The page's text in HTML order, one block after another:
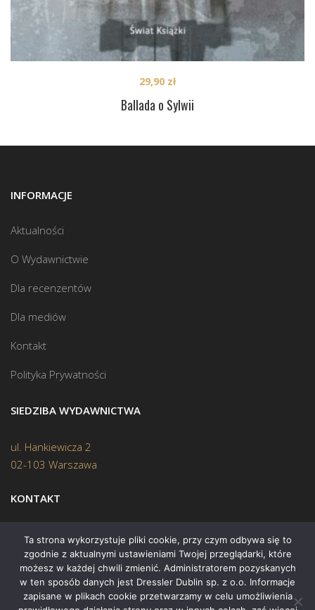
Ballada o Sylwii
29,90 zł
INFORMACJE
Aktualności
O Wydawnictwie
Dla recenzentów
Dla mediów
Kontakt
Polityka Prywatności
SIEDZIBA WYDAWNICTWA
ul. Hankiewicza 2
02-103 Warszawa
KONTAKT
Biuro:(22) 45 70 402
Mail:biuro@swiatksiazki.pl
Ta strona wykorzystuje pliki cookie, przy czym odbywa się to
zgodnie z aktualnymi ustawieniami Twojej przeglądarki, które
możesz w każdej chwili zmienić. Administratorem pozyskanych
w ten sposób danych jest Dressler Dublin sp. z o.o. Informacje
zapisane w plikach cookie przetwarzamy w celu umożliwienia